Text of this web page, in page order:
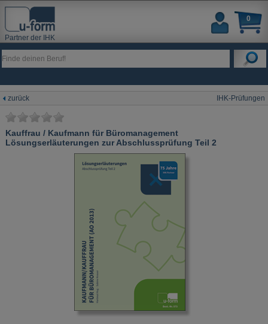
Partner der IHK
0
zurück IHK-Prüfungen
Kauffrau / Kaufmann für Büromanagement
Lösungserläuterungen zur Abschlussprüfung Teil 2